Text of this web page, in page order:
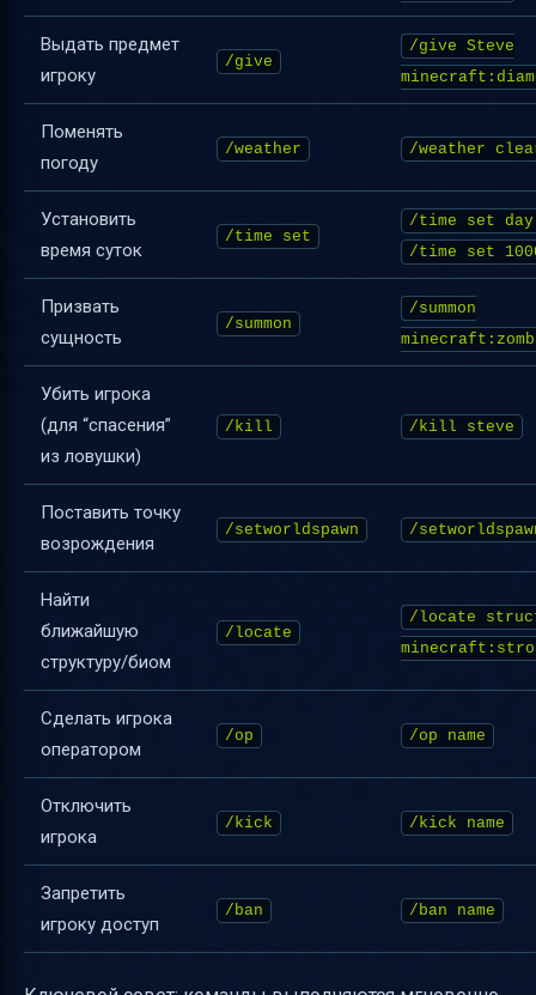
Выдать предмет
игроку
/give
/give Steve
Поменять
погоду
/weather /weather
Установить
время суток
/time set
/time set day
/time set
Призвать
сущность
/summon
/summon
Убить игрока
(для “спасения”
из ловушки)
/kill /kill steve
Поставить точку
возрождения
/setworldspawn /
Найти
ближайшую
структуру/биом
/locate
/locate
Сделать игрока
оператором
/op /op name
Отключить
игрока
/kick /kick name
Запретить
игроку доступ
/ban /ban name